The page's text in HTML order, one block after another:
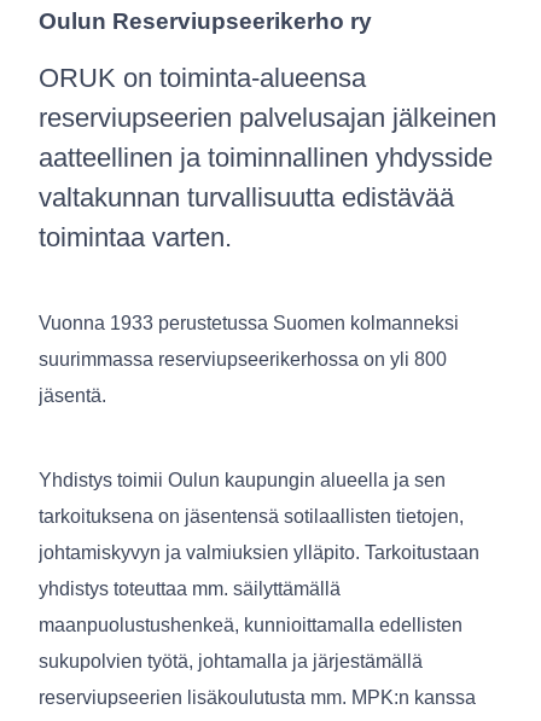
Oulun Reserviupseerikerho ry
ORUK on toiminta-alueensa
reserviupseerien palvelusajan jälkeinen
aatteellinen ja toiminnallinen yhdysside
valtakunnan turvallisuutta edistävää
toimintaa varten.
Vuonna 1933 perustetussa Suomen kolmanneksi
suurimmassa reserviupseerikerhossa on yli 800
jäsentä.
Yhdistys toimii Oulun kaupungin alueella ja sen
tarkoituksena on jäsentensä sotilaallisten tietojen,
johtamiskyvyn ja valmiuksien ylläpito. Tarkoitustaan
yhdistys toteuttaa mm. säilyttämällä
maanpuolustushenkeä, kunnioittamalla edellisten
sukupolvien työtä, johtamalla ja järjestämällä
reserviupseerien lisäkoulutusta mm. MPK:n kanssa